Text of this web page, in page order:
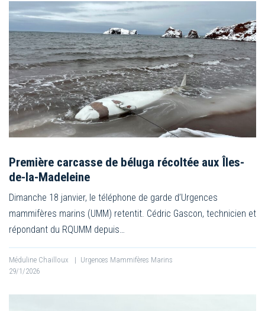
Première carcasse de béluga récoltée aux Îles-
de-la-Madeleine
Dimanche 18 janvier, le téléphone de garde d’Urgences
mammifères marins (UMM) retentit. Cédric Gascon, technicien et
répondant du RQUMM depuis…
Méduline Chailloux | Urgences Mammifères Marins
29/1/2026